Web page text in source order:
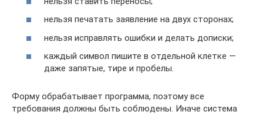
нельзя печатать заявление на двух сторонах;
нельзя исправлять ошибки и делать дописки;
каждый символ пишите в отдельной клетке —
даже запятые, тире и пробелы.
Форму обрабатывает программа, поэтому все
требования должны быть соблюдены. Иначе система